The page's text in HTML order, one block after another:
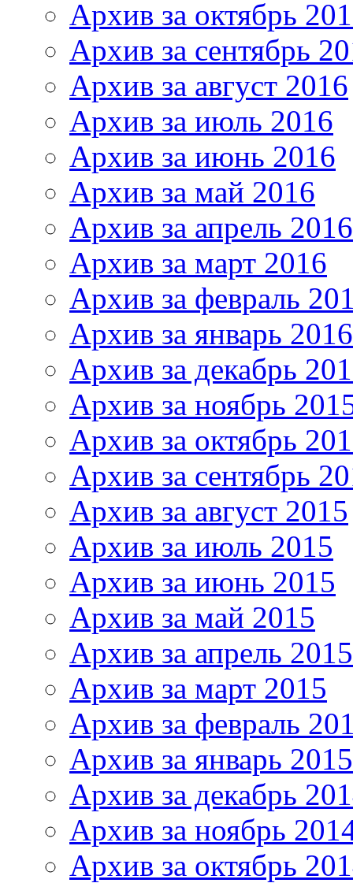
Архив за октябрь
Архив за сентябрь
Архив за август 2016
Архив за июль 2016
Архив за июнь 2016
Архив за май 2016
Архив за апрель 2016
Архив за март 2016
Архив за февраль
Архив за январь 2016
Архив за декабрь
Архив за ноябрь
Архив за октябрь
Архив за сентябрь
Архив за август 2015
Архив за июль 2015
Архив за июнь 2015
Архив за май 2015
Архив за апрель 2015
Архив за март 2015
Архив за февраль
Архив за январь 2015
Архив за декабрь
Архив за ноябрь
Архив за октябрь